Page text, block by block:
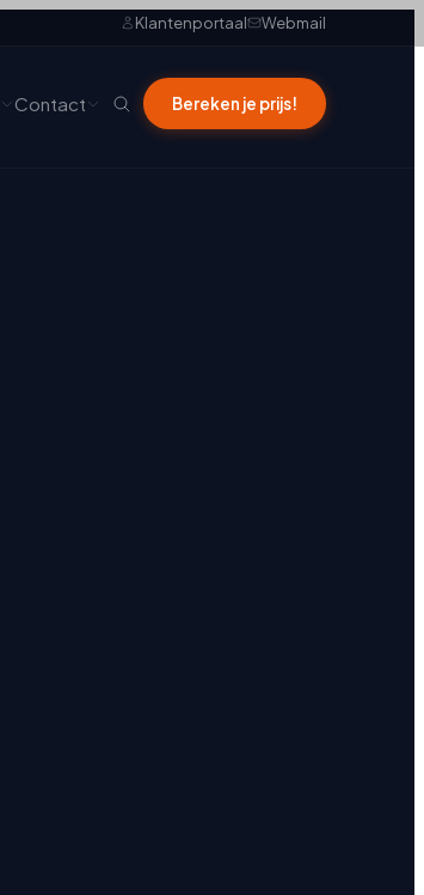
Klantenportaal Webmail
Contact Bereken je prijs!